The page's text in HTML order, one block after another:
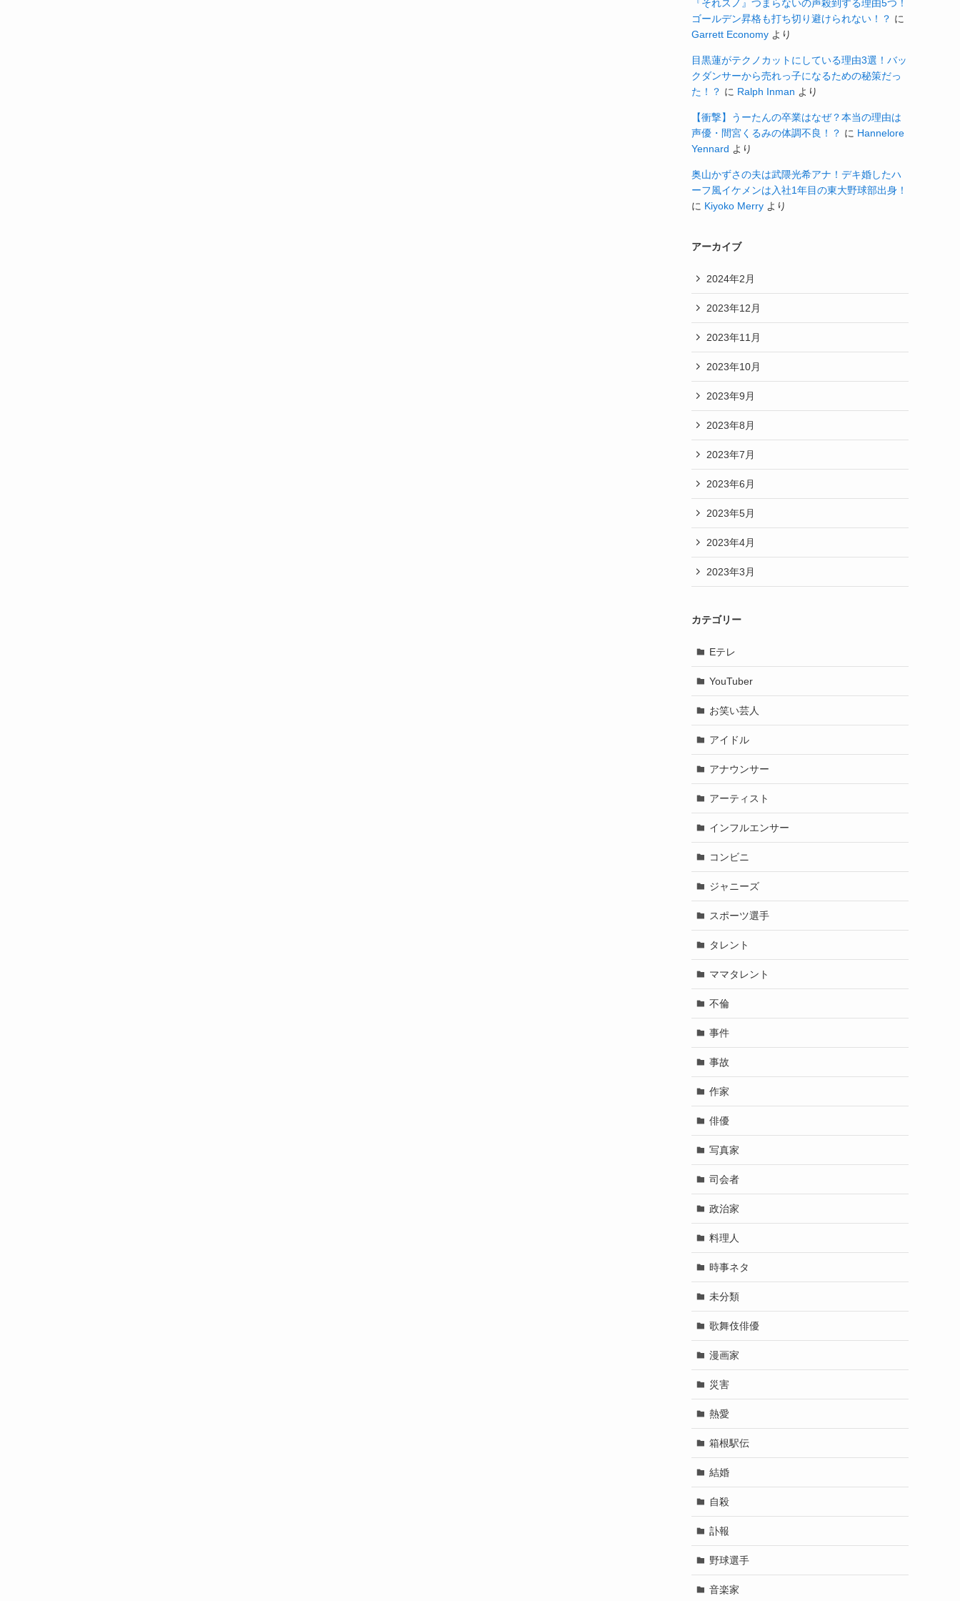
『それスノ』つまらないの声殺到する理由5つ！
ゴールデン昇格も打ち切り避けられない！？ に
Garrett Economy より
目黒蓮がテクノカットにしている理由3選！バッ
クダンサーから売れっ子になるための秘策だっ
た！？ に Ralph Inman より
【衝撃】うーたんの卒業はなぜ？本当の理由は
声優・間宮くるみの体調不良！？ に Hannelore
Yennard より
奥山かずさの夫は武隈光希アナ！デキ婚したハ
ーフ風イケメンは入社1年目の東大野球部出身！
に Kiyoko Merry より
アーカイブ
2024年2月
2023年12月
2023年11月
2023年10月
2023年9月
2023年8月
2023年7月
2023年6月
2023年5月
2023年4月
2023年3月
カテゴリー
Eテレ
YouTuber
お笑い芸人
アイドル
アナウンサー
アーティスト
インフルエンサー
コンビニ
ジャニーズ
スポーツ選手
タレント
ママタレント
不倫
事件
事故
作家
俳優
写真家
司会者
政治家
料理人
時事ネタ
未分類
歌舞伎俳優
漫画家
災害
熱愛
箱根駅伝
結婚
自殺
訃報
野球選手
音楽家